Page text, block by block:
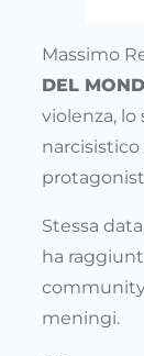
Massimo
DEL
violenza,
Stessa
ha
meningi.